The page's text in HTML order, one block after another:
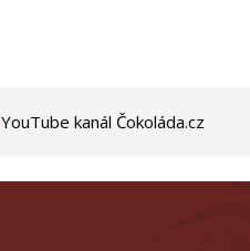
YouTube kanál Čokoláda.cz